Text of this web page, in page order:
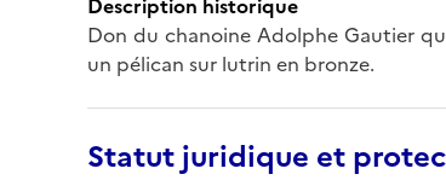
Don du chanoine Adolphe Gautier
un pélican sur lutrin en bronze.
Statut juridique et